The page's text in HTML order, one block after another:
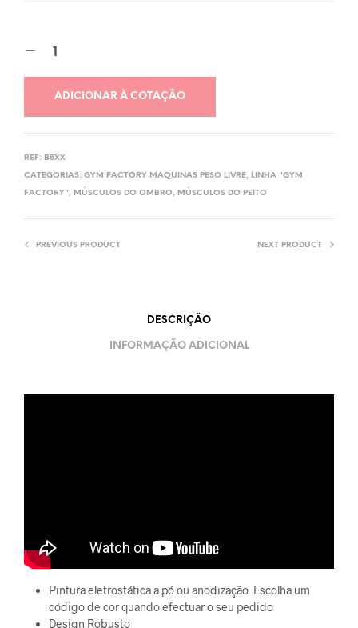
ADICIONAR À COTAÇÃO
REF: B5XX
CATEGORIAS: GYM FACTORY MAQUINAS PESO LIVRE, LINHA "GYM
FACTORY", MÚSCULOS DO OMBRO, MÚSCULOS DO PEITO
PREVIOUS PRODUCT NEXT PRODUCT
DESCRIÇÃO
INFORMAÇÃO ADICIONAL
Pintura eletrostática a pó ou anodização. Escolha um
código de cor quando efectuar o seu pedido
Design Robusto